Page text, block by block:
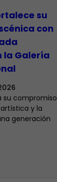
su
con
la Galería
su compromiso
y la
generación